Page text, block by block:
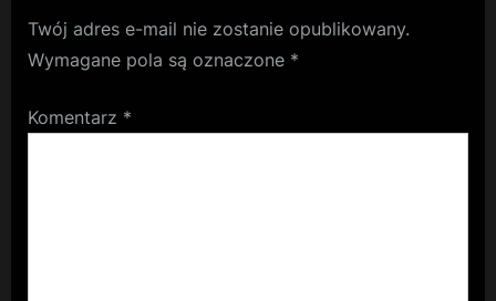
Twój adres e-mail nie zostanie opublikowany.
Wymagane pola są oznaczone *
Komentarz *